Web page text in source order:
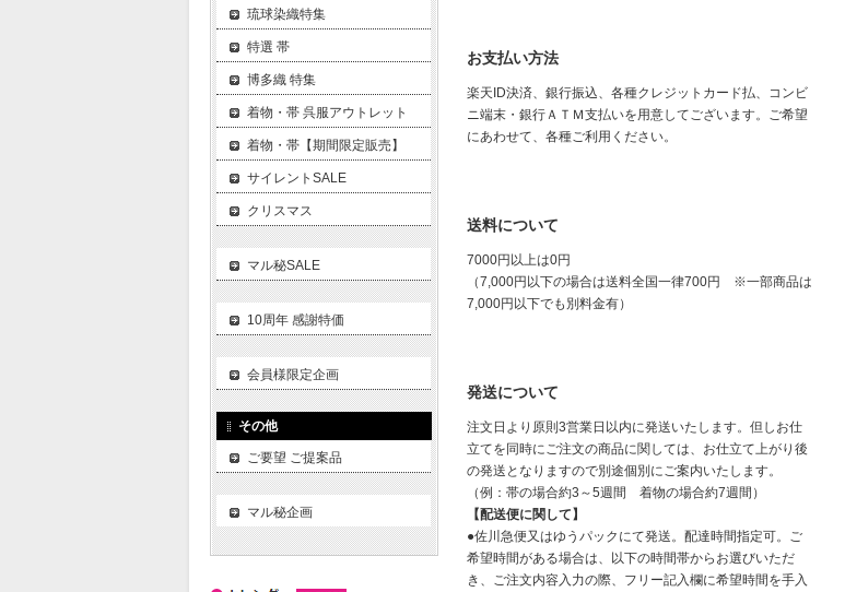
お支払い方法
楽天ID決済、銀行振込、各種クレジットカード払、コンビ
ニ端末・銀行ＡＴＭ支払いを用意してございます。ご希望
にあわせて、各種ご利用ください。
送料について
7000円以上は0円
（7,000円以下の場合は送料全国一律700円 ※一部商品は
7,000円以下でも別料金有）
発送について
注文日より原則3営業日以内に発送いたします。但しお仕
立てを同時にご注文の商品に関しては、お仕立て上がり後
の発送となりますので別途個別にご案内いたします。
（例：帯の場合約3～5週間 着物の場合約7週間）
【配送便に関して】
●佐川急便又はゆうパックにて発送。配達時間指定可。ご
希望時間がある場合は、以下の時間帯からお選びいただ
き、ご注文内容入力の際、フリー記入欄に希望時間を手入
琉球染織特集
特選 帯
博多織 特集
着物・帯 呉服アウトレット
着物・帯【期間限定販売】
サイレントSALE
クリスマス
マル秘SALE
10周年 感謝特価
会員様限定企画
その他
ご要望 ご提案品
マル秘企画